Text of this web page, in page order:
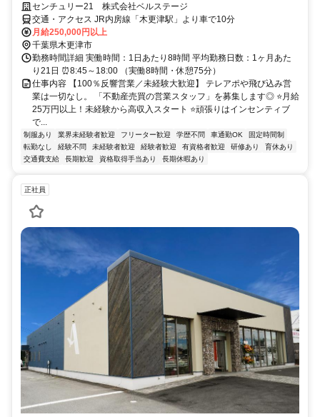
センチュリー21 株式会社ベルステージ
交通・アクセス JR内房線「木更津駅」より車で10分
月給250,000円以上
千葉県木更津市
勤務時間詳細 実働時間：1日あたり8時間 平均勤務日数：1ヶ月あた
り21日 ⏰8:45～18:00 （実働8時間・休憩75分）
仕事内容 【100％反響営業／未経験大歓迎】 テレアポや飛び込み営
業は一切なし。 「不動産売買の営業スタッフ」を募集します◎ ⭐月給
25万円以上！未経験から高収入スタート ⭐頑張りはインセンティブ
で...
制服あり 業界未経験者歓迎 フリーター歓迎 学歴不問 車通勤OK
固定時間制
転勤なし
経験不問 未経験者歓迎 経験者歓迎 有資格者歓迎 研修あり
育休あり
交通費支給
長期歓迎 資格取得手当あり 長期休暇あり
正社員